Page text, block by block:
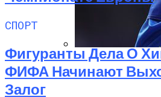
Ярослава
На Чемпионате
СПОРТ
Фигуранты Дела О
ФИФА Начинают
Залог